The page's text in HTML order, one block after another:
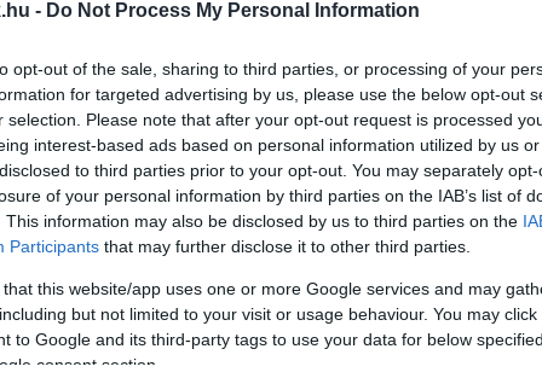
- Do Not Process My Personal Information
opt-out of the sale, sharing to third parties, or processing of your
for targeted advertising by us, please use the below opt-out
selection. Please note that after your opt-out request is processed
interest-based ads based on personal information utilized by us
to third parties prior to your opt-out. You may separately
of your personal information by third parties on the IAB’s list of
This information may also be disclosed by us to third parties on the
Participants that may further disclose it to other third parties.
that this website/app uses one or more Google services and may
but not limited to your visit or usage behaviour. You may
to Google and its third-party tags to use your data for below
consent section.
KASZÁLT, MIKÖZBEN A GYŐRI KUKÁS
Hulladékgazdálkodási Nonprofit Kft., eközben
tulajdonban lévő vállalkozást, és
A CÉL GYŐR KÖRNYÉKÉN, DE MÉG NEM
rendszer bővítését a környéken nemrég az optikai